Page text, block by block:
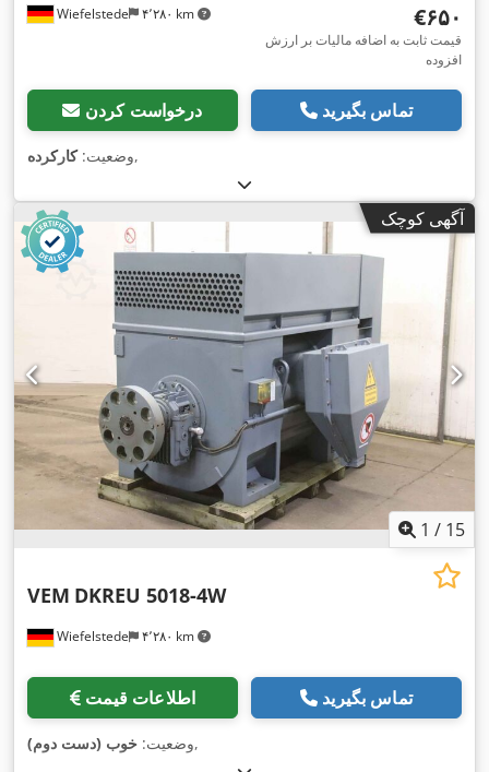
Wiefelstede ۴٬۲۸۰ km ‎€۶۵۰
قیمت ثابت به اضافه مالیات بر ارزش
افزوده
درخواست کردن تماس بگیرید
وضعیت:کارکرده ,
آگهی کوچک
1 / 15
Wiefelstede ۴٬۲۸۰ km
VEM DKREU 5018-4W
اطلاعات قیمت تماس بگیرید
وضعیت: خوب (دست دوم) ,